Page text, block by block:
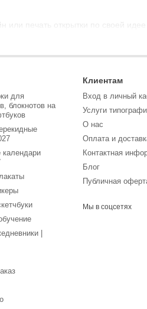
или печать открытки по своей идее
для
блокнотов на
календари
|
Клиентам
Вход в личный
Услуги
О нас
Оплата и
Контактная
Блог
Публичная
Мы в соцсетях